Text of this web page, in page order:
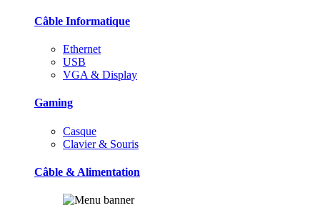
Câble Informatique
Ethernet
USB
VGA & Display
Gaming
Casque
Clavier & Souris
Câble & Alimentation